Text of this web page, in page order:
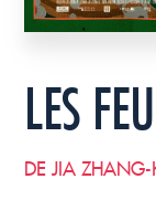
LES
DE JIA